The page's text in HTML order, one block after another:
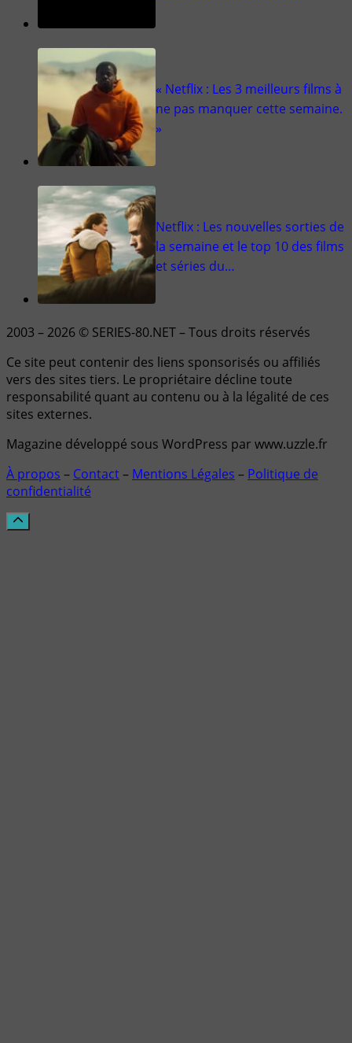
« Netflix : Les 3 meilleurs films à
ne pas manquer cette semaine.
»
Netflix : Les nouvelles sorties de
la semaine et le top 10 des films
et séries du…
2003 – 2026 © SERIES-80.NET – Tous droits réservés
Ce site peut contenir des liens sponsorisés ou affiliés
vers des sites tiers. Le propriétaire décline toute
responsabilité quant au contenu ou à la légalité de ces
sites externes.
Magazine développé sous WordPress par www.uzzle.fr
À propos – Contact– Mentions Légales – Politique de
confidentialité